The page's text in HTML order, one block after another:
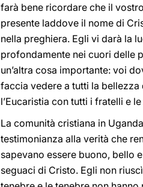
farà bene ricordare che il
presente laddove il nome di
nella preghiera. Egli vi darà la
profondamente nei cuori delle
un’altra cosa importante: voi
faccia vedere a tutti la
l’Eucaristia con tutti i fratelli e
La comunità cristiana in
testimonianza alla verità che
sapevano essere buono, bello
seguaci di Cristo. Egli non